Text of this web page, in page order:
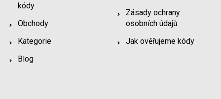
kódy
Obchody
Kategorie
Blog
Zásady ochrany
osobních údajů
Jak ověřujeme kódy